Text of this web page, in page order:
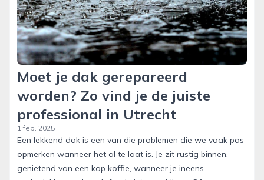
Moet je dak gerepareerd
worden? Zo vind je de juiste
professional in Utrecht
1 feb. 2025
Een lekkend dak is een van die problemen die we vaak pas
opmerken wanneer het al te laat is. Je zit rustig binnen,
genietend van een kop koffie, wanneer je ineens